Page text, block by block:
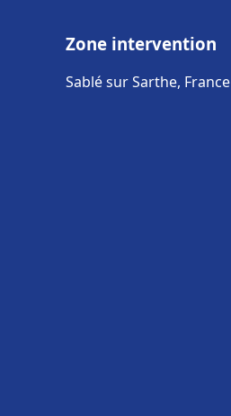
Zone intervention
Sablé sur Sarthe, France